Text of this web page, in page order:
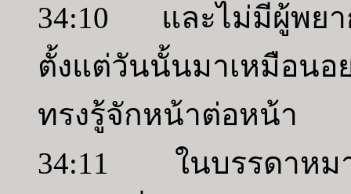
34:10 และไม่มีผู้พยา
ตั้งแต่วันนั้นมาเหมือนอ
ทรงรู้จักหน้าต่อหน้า
34:11 ในบรรดาหมา